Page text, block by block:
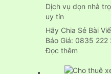
chuyển
của
24h
An
Dịch vụ dọn nhà
uy tín
Hãy Chia Sẻ Bài
Báo Giá: 0835
Đọc thêm:
vụ